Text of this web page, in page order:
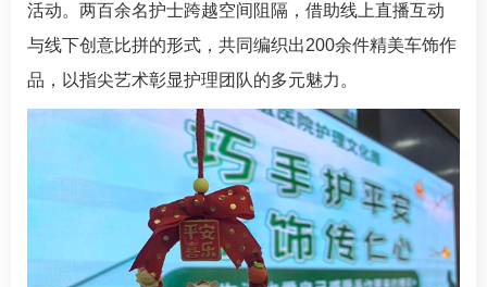
活动。两百余名护士跨越空间阻隔，借助线上直播互动
与线下创意比拼的形式，共同编织出200余件精美车饰作
品，以指尖艺术彰显护理团队的多元魅力。